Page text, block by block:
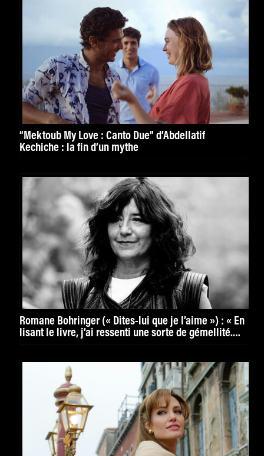
“Mektoub My Love : Canto Due” d’Abdellatif
Kechiche : la fin d’un mythe
Romane Bohringer (« Dites-lui que je l’aime ») : « En
lisant le livre, j’ai ressenti une sorte de gémellité.